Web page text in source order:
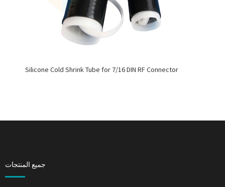
Silicone Cold Shrink Tube for 7/16 DIN RF Connector
جميع المنتجات